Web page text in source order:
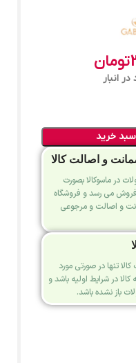
تومان
انبار
خرید
و اصالت کالا
در ماسوکالا بصورت
فروش می رسد و فروشگاه
و اصالت و مرجوعی
تنها در صورتی مورد
در شرایط اولیه باشد و
باز نشده باشد.